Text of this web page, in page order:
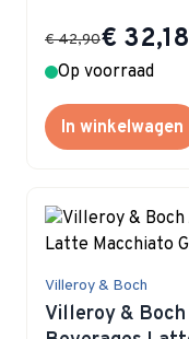
Special Price
€ 32,18
€ 42,90
Op voorraad
In winkelwagen
Villeroy & Boch
Villeroy &